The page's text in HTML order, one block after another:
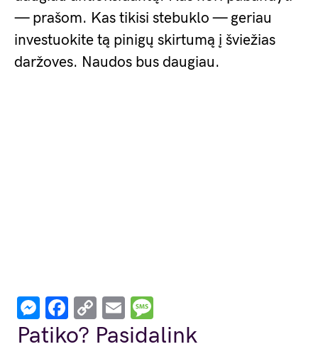
— prašom. Kas tikisi stebuklo — geriau
investuokite tą pinigų skirtumą į šviežias
daržoves. Naudos bus daugiau.
Messenger
Facebook
Copy
Link
Email
Patiko? Pasidalink